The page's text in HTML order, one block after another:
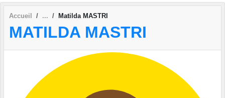
Accueil Matilda MASTRI
MATILDA MASTRI